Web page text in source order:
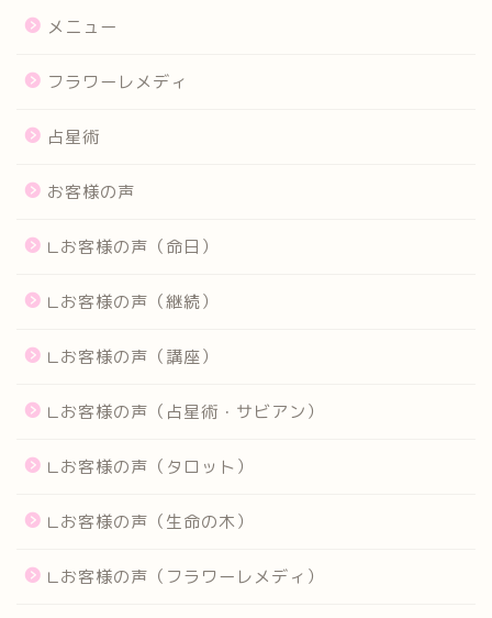
メニュー
フラワーレメディ
占星術
お客様の声
∟お客様の声（命日）
∟お客様の声（継続）
∟お客様の声（講座）
∟お客様の声（占星術・サビアン）
∟お客様の声（タロット）
∟お客様の声（生命の木）
∟お客様の声（フラワーレメディ）